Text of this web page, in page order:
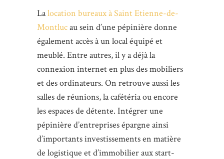
Lalocation bureaux à Saint Etienne-de-
Montlucau sein d’une pépinière donne
également accès à un local équipé et
meublé. Entre autres, il y a déjà la
connexion internet en plus des mobiliers
et des ordinateurs. On retrouve aussi les
salles de réunions, la cafétéria ou encore
les espaces de détente. Intégrer une
pépinière d’entreprises épargne ainsi
d’importants investissements en matière
de logistique et d’immobilier aux start-